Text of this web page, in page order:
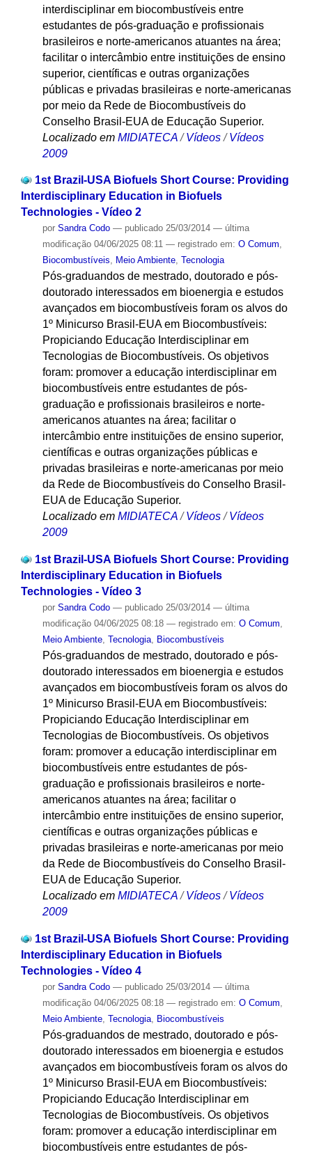
interdisciplinar em biocombustíveis entre
estudantes de pós-graduação e profissionais
brasileiros e norte-americanos atuantes na área;
facilitar o intercâmbio entre instituições de ensino
superior, científicas e outras organizações
públicas e privadas brasileiras e norte-americanas
por meio da Rede de Biocombustíveis do
Conselho Brasil-EUA de Educação Superior.
Localizado em MIDIATECA /Vídeos /Vídeos
2009
1st Brazil-USA Biofuels Short Course: Providing
Interdisciplinary Education in Biofuels
Technologies - Vídeo 2
por Sandra Codo — publicado25/03/2014 — última
modificação04/06/2025 08:11 — registrado em: O Comum,
Biocombustíveis, Meio Ambiente, Tecnologia
Pós-graduandos de mestrado, doutorado e pós-
doutorado interessados em bioenergia e estudos
avançados em biocombustíveis foram os alvos do
1º Minicurso Brasil-EUA em Biocombustíveis:
Propiciando Educação Interdisciplinar em
Tecnologias de Biocombustíveis. Os objetivos
foram: promover a educação interdisciplinar em
biocombustíveis entre estudantes de pós-
graduação e profissionais brasileiros e norte-
americanos atuantes na área; facilitar o
intercâmbio entre instituições de ensino superior,
científicas e outras organizações públicas e
privadas brasileiras e norte-americanas por meio
da Rede de Biocombustíveis do Conselho Brasil-
EUA de Educação Superior.
Localizado em MIDIATECA /Vídeos /Vídeos
2009
1st Brazil-USA Biofuels Short Course: Providing
Interdisciplinary Education in Biofuels
Technologies - Vídeo 3
por Sandra Codo — publicado25/03/2014 — última
modificação04/06/2025 08:18 — registrado em: O Comum,
Meio Ambiente, Tecnologia, Biocombustíveis
Pós-graduandos de mestrado, doutorado e pós-
doutorado interessados em bioenergia e estudos
avançados em biocombustíveis foram os alvos do
1º Minicurso Brasil-EUA em Biocombustíveis:
Propiciando Educação Interdisciplinar em
Tecnologias de Biocombustíveis. Os objetivos
foram: promover a educação interdisciplinar em
biocombustíveis entre estudantes de pós-
graduação e profissionais brasileiros e norte-
americanos atuantes na área; facilitar o
intercâmbio entre instituições de ensino superior,
científicas e outras organizações públicas e
privadas brasileiras e norte-americanas por meio
da Rede de Biocombustíveis do Conselho Brasil-
EUA de Educação Superior.
Localizado em MIDIATECA /Vídeos /Vídeos
2009
1st Brazil-USA Biofuels Short Course: Providing
Interdisciplinary Education in Biofuels
Technologies - Vídeo 4
por Sandra Codo — publicado25/03/2014 — última
modificação04/06/2025 08:18 — registrado em: O Comum
Meio Ambiente, Tecnologia, Biocombustíveis
Pós-graduandos de mestrado, doutorado e pós-
doutorado interessados em bioenergia e estudos
avançados em biocombustíveis foram os alvos do
1º Minicurso Brasil-EUA em Biocombustíveis:
Propiciando Educação Interdisciplinar em
Tecnologias de Biocombustíveis. Os objetivos
foram: promover a educação interdisciplinar em
biocombustíveis entre estudantes de pós-